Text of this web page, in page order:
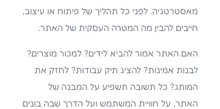
מאסטרטגיה. לפני כל תהליך של פיתוח או עיצוב,
חייבים להבין מה המטרה העסקית של האתר.
האם האתר אמור להביא לידים? למכור מוצרים?
לבנות אמינות? להציג תיק עבודות? לחזק את
המותג? כל תשובה תשפיע על המבנה של
האתר, על חוויית המשתמש ועל הדרך שבה בונים